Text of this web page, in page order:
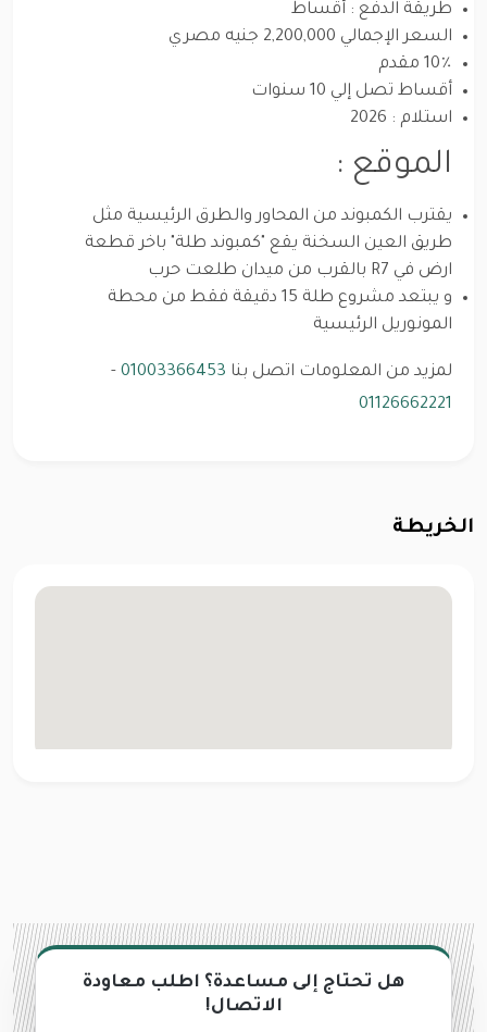
طريقة الدفع : أقساط
السعر الإجمالي 2,200,000 جنيه مصري
10٪ مقدم
أقساط تصل إلي 10 سنوات
استلام : 2026
الموقع :
يقترب الكمبوند من المحاور والطرق الرئيسية مثل
طريق العين السخنة يقع "كمبوند طلة" باخر قطعة
ارض في R7 بالقرب من ميدان طلعت حرب
و يبتعد مشروع طلة 15 دقيقة فقط من محطة
المونوريل الرئيسية
لمزيد من المعلومات اتصل بنا 01003366453
-
01126662221
الخريطة
هل تحتاج إلى مساعدة؟ اطلب معاودة
الاتصال!